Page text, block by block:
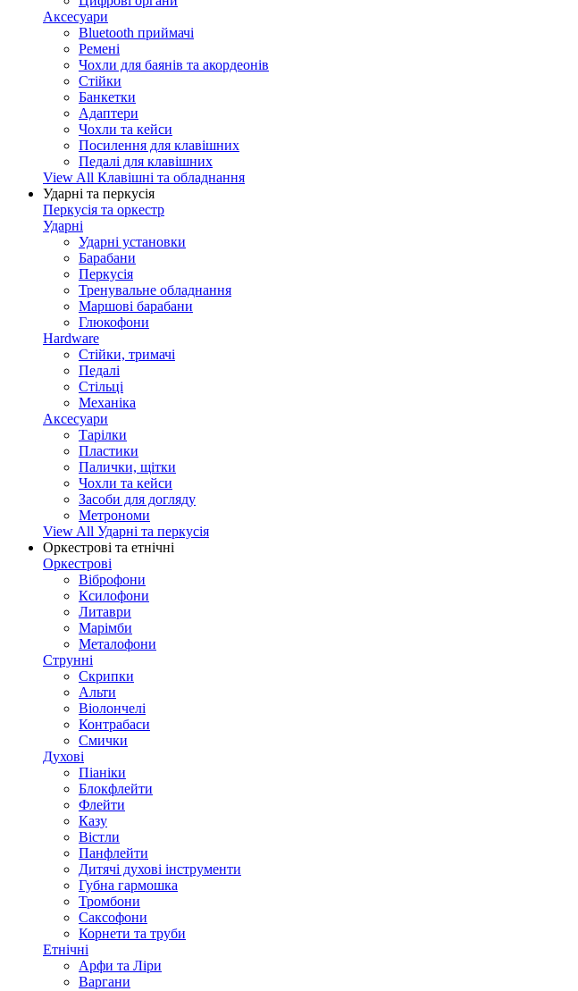
Аксесуари
Bluetooth приймачі
Ремені
Чохли для баянів та акордеонів
Стійки
Банкетки
Адаптери
Чохли та кейси
Посилення для клавішних
Педалі для клавішних
View All Клавішні та обладнання
Ударні та перкусія
Перкусія та оркестр
Ударні
Ударні установки
Барабани
Перкусія
Тренувальне обладнання
Маршові барабани
Глюкофони
Hardware
Стійки, тримачі
Педалі
Стільці
Механіка
Аксесуари
Тарілки
Пластики
Палички, щітки
Чохли та кейси
Засоби для догляду
Метрономи
View All Ударні та перкусія
Оркестрові та етнічні
Оркестрові
Віброфони
Ксилофони
Литаври
Марімби
Металофони
Струнні
Скрипки
Альти
Віолончелі
Контрабаси
Смички
Духові
Піаніки
Блокфлейти
Флейти
Казу
Вістли
Панфлейти
Дитячі духові інструменти
Губна гармошка
Тромбони
Саксофони
Корнети та труби
Етнічні
Арфи та Ліри
Варгани